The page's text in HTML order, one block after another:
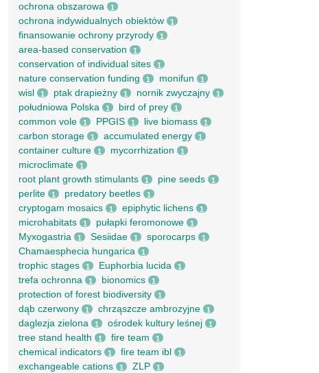
ochrona obszarowa 1
ochrona indywidualnych obiektów 1
finansowanie ochrony przyrody 1
area-based conservation 1
conservation of individual sites 1
nature conservation funding 1 monifun 1
wisl 1 ptak drapieżny 1 nornik zwyczajny 1
południowa Polska 1 bird of prey 1
common vole 1 PPGIS 1 live biomass 1
carbon storage 1 accumulated energy 1
container culture 1 mycorrhization 1
microclimate 1
root рlant growth stimulants 1 pine seeds 1
perlite 1 predatory beetles 1
cryptogam mosaics 1 epiphytic lichens 1
microhabitats 1 pułapki feromonowe 1
Myxogastria 1 Sesiidae 1 sporocarps 1
Chamaesphecia hungarica 1
trophic stages 1 Euphorbia lucida 1
trefa ochronna 1 bionomics 1
protection of forest biodiversity 1
dąb czerwony 1 chrząszcze ambrozyjne 1
daglezja zielona 1 ośrodek kultury leśnej 1
tree stand health 1 fire team 1
chemical indicators 1 fire team ibl 1
exchangeable cations 1 ZLP 1